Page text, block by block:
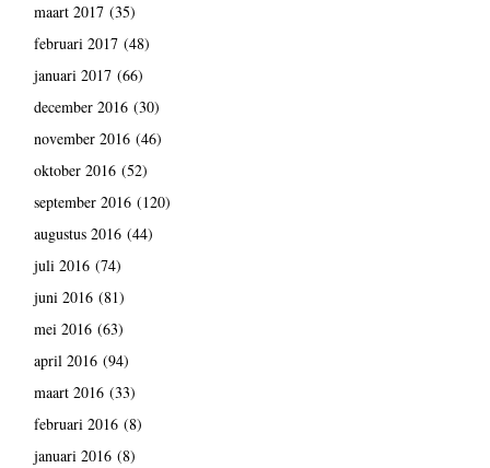
maart 2017(35)
februari 2017(48)
januari 2017(66)
december 2016(30)
november 2016(46)
oktober 2016(52)
september 2016(120)
augustus 2016(44)
juli 2016(74)
juni 2016(81)
mei 2016(63)
april 2016(94)
maart 2016(33)
februari 2016(8)
januari 2016(8)